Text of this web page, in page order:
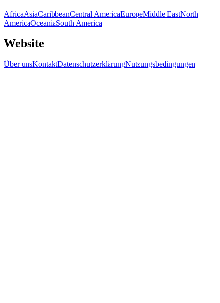
AfricaAsiaCaribbeanCentral AmericaEuropeMiddle EastNorth
AmericaOceaniaSouth America
Website
Über unsKontaktDatenschutzerklärungNutzungsbedingungen